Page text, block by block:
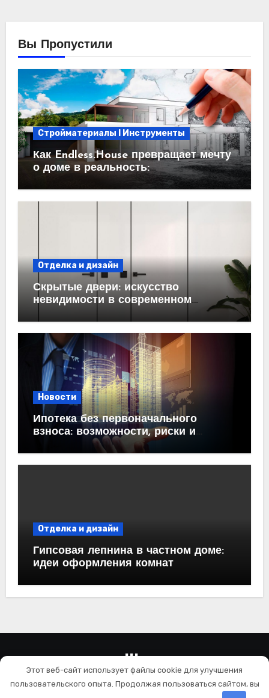
Вы Пропустили
Стройматериалы l Инструменты
Как Endless.House превращает мечту
о доме в реальность:
проектирование под ключ
Отделка и дизайн
Скрытые двери: искусство
невидимости в современном
Новости
Ипотека без первоначального
взноса: возможности, риски и
практические рекомендации<
Отделка и дизайн
Гипсовая лепнина в частном доме:
идеи оформления комнат
wallls.ru
Ремонт и отделка
Этот веб-сайт использует файлы cookie для улучшения
пользовательского опыта. Продолжая пользоваться сайтом, вы